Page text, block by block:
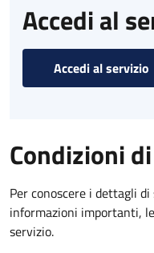
Accedi al
Accedi al servizio
Condizioni
Per conoscere i dettagli
informazioni importanti,
servizio.